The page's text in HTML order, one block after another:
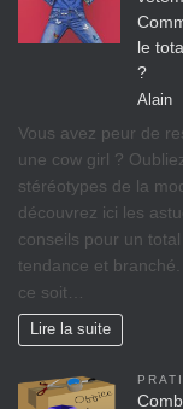
le
?
Alain
Vous avez peur de
une cow girl ?
stéréotypes de la
découvrez ici les
conseils pour un
tendance et
ce soit…
Lire la suite